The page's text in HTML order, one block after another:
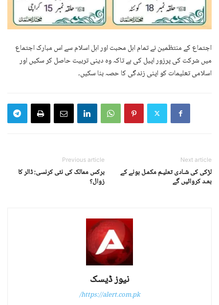
اجتماع کے منتظمین نے تمام اہل محبت اور اہل اسلام سے اس مبارک اجتماع
میں شرکت کی پرزور اپیل کی ہے تاکہ وہ دینی تربیت حاصل کر سکیں اور
اسلامی تعلیمات کو اپنی زندگی کا حصہ بنا سکیں۔
Previous article
برکس ممالک کی نئی کرنسی: ڈالر کا
زوال؟
Next article
لڑکی کی شـادی تعلیـم مکمـل ہونے کے
بعـد کروائیں گے
نیوز ڈیسک
https://alert.com.pk/